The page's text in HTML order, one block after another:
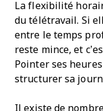
La flexibilité
du télétravail. Si
entre le temps
reste mince, et
Pointer ses
structurer sa
Il existe de